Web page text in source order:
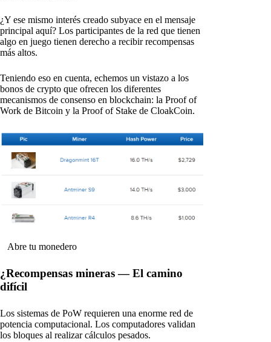
¿Y ese mismo interés creado subyace en el mensaje
principal aquí? Los participantes de la red que tienen
algo en juego tienen derecho a recibir recompensas
más altos.
Teniendo eso en cuenta, echemos un vistazo a los
bonos de crypto que ofrecen los diferentes
mecanismos de consenso en blockchain: la Proof of
Work de Bitcoin y la Proof of Stake de CloakCoin.
Abre tu monedero
¿Recompensas mineras — El camino
difícil
Los sistemas de PoW requieren una enorme red de
potencia computacional. Los computadores validan
los bloques al realizar cálculos pesados.